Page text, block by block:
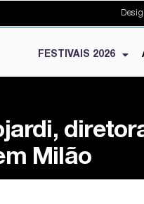
FESTIVAIS 2026
Milão